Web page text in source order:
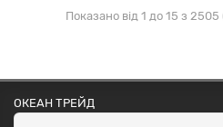
Показано від 1 до 15 з 2505
ОКЕАН ТРЕЙД